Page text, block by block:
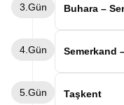
hareket
Kalesi, Kalon
Medresesi,
mimarisiyle
3.Gün Buhara –
devam
Hosa
4.Gün Semerkand
turumuza
5.Gün Taşkent